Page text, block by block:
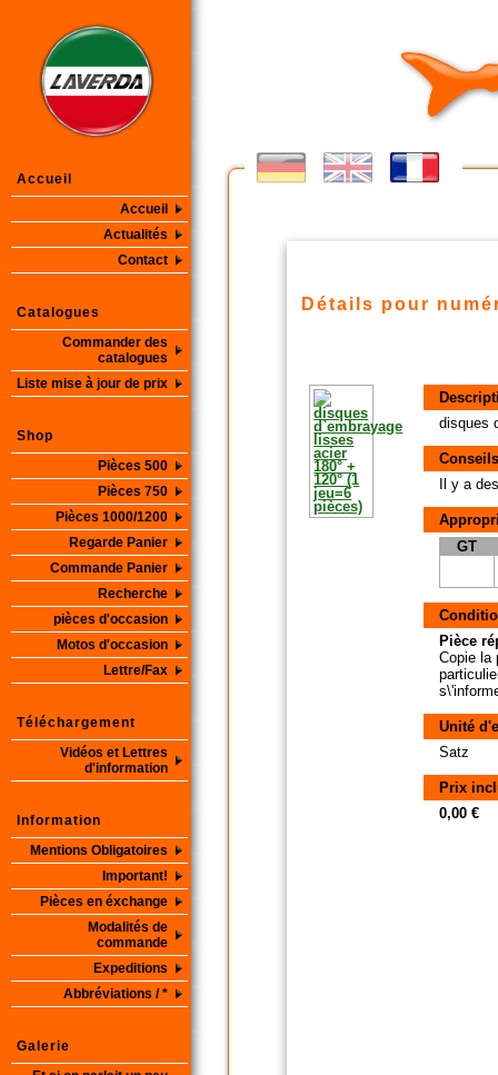
Accueil
Accueil
Actualités
Contact
Catalogues
Commander des
catalogues
Liste mise à jour de prix
Shop
Pièces 500
Pièces 750
Pièces 1000/1200
Regarde Panier
Commande Panier
Recherche
pièces d'occasion
Motos d'occasion
Lettre/Fax
Téléchargement
Vidéos et Lettres
d'information
Information
Mentions Obligatoires
Important!
Pièces en éxchange
Modalités de
commande
Expeditions
Abbréviations / *
Galerie
Détails pour
disques
Il y a
GT
Pièce
Copie la
Unité
Satz
Prix
0,00 €